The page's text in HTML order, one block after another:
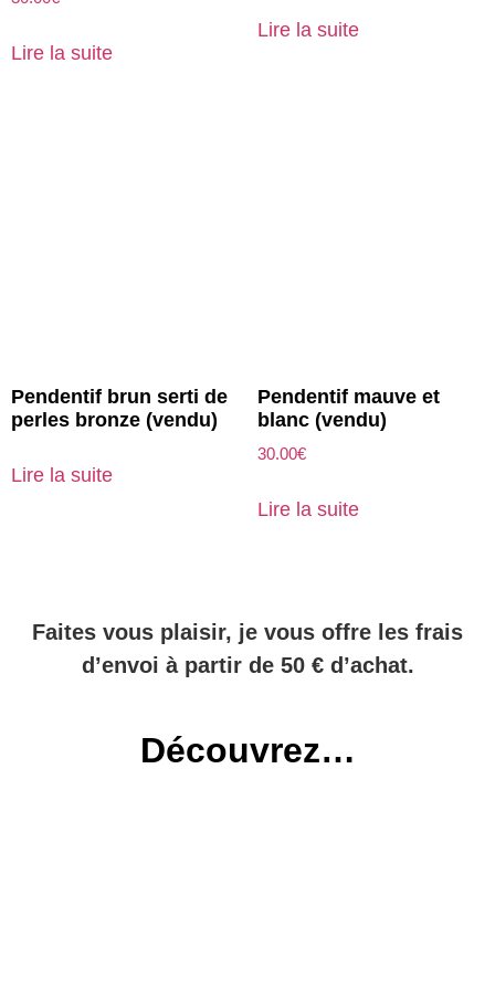
Lire la suite
Lire la suite
Pendentif brun serti de
perles bronze (vendu)
Lire la suite
Pendentif mauve et
blanc (vendu)
30.00€
Lire la suite
Faites vous plaisir, je vous offre les frais
d’envoi à partir de 50 € d’achat.
Découvrez…